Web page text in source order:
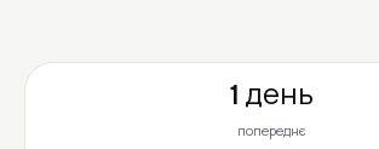
1 день
попереднє